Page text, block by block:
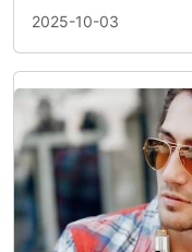
2025-10-03